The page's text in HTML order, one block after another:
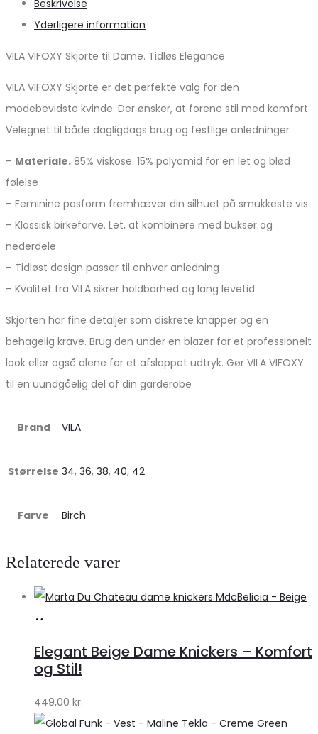
Beskrivelse
Yderligere information
VILA VIFOXY Skjorte til Dame. Tidløs Elegance
VILA VIFOXY Skjorte er det perfekte valg for den
modebevidste kvinde. Der ønsker, at forene stil med komfort.
Velegnet til både dagligdags brug og festlige anledninger
– Materiale. 85% viskose. 15% polyamid for en let og blød
følelse
– Feminine pasform fremhæver din silhuet på smukkeste vis
– Klassisk birkefarve. Let, at kombinere med bukser og
nederdele
– Tidløst design passer til enhver anledning
– Kvalitet fra VILA sikrer holdbarhed og lang levetid
Skjorten har fine detaljer som diskrete knapper og en
behagelig krave. Brug den under en blazer for et professionelt
look eller også alene for et afslappet udtryk. Gør VILA VIFOXY
til en uundgåelig del af din garderobe
Brand VILA
Størrelse 34, 36, 38, 40, 42
Farve Birch
Relaterede varer
Klædeskabet.dk
Elegant Beige Dame Knickers – Komfort
og Stil!
449,00 kr.